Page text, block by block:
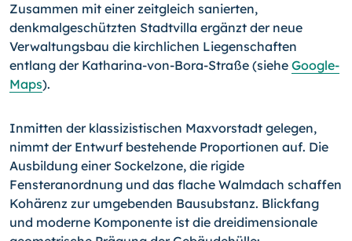
Zusammen mit einer zeitgleich sanierten,
denkmalgeschützten Stadtvilla ergänzt der neue
Verwaltungsbau die kirchlichen Liegenschaften
entlang der Katharina-von-Bora-Straße (siehe Google-
Maps).
Inmitten der klassizistischen Maxvorstadt gelegen,
nimmt der Entwurf bestehende Proportionen auf. Die
Ausbildung einer Sockelzone, die rigide
Fensteranordnung und das flache Walmdach schaffen
Kohärenz zur umgebenden Bausubstanz. Blickfang
und moderne Komponente ist die dreidimensionale